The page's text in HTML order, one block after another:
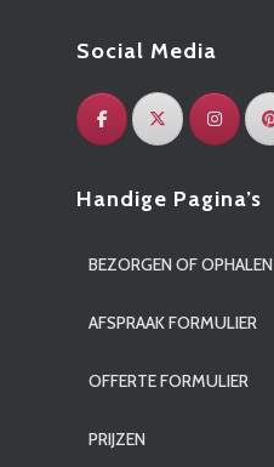
Social Media
Handige Pagina’s
BEZORGEN OF OPHALEN
AFSPRAAK FORMULIER
OFFERTE FORMULIER
PRIJZEN